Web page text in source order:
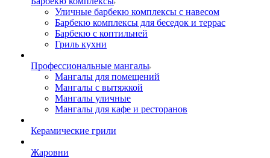
Уличные барбекю комплексы с навесом
Барбекю комплексы для беседок и террас
Барбекю с коптильней
Гриль кухни
Профессиональные мангалы
Мангалы для помещений
Мангалы с вытяжкой
Мангалы уличные
Мангалы для кафе и ресторанов
Керамические грили
Жаровни